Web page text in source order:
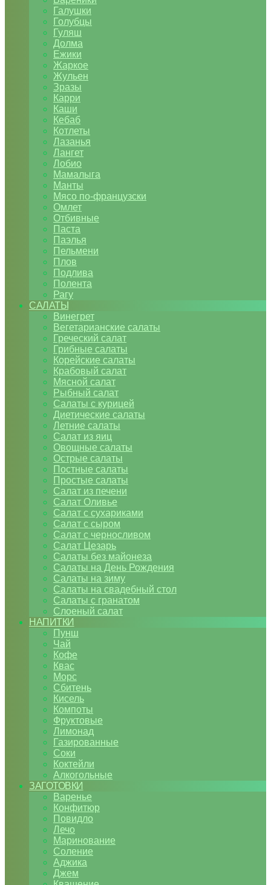
Галушки
Голубцы
Гуляш
Долма
Ежики
Жаркое
Жульен
Зразы
Карри
Каши
Кебаб
Котлеты
Лазанья
Лангет
Лобио
Мамалыга
Манты
Мясо по-французски
Омлет
Отбивные
Паста
Паэлья
Пельмени
Плов
Подлива
Полента
Рагу
САЛАТЫ
Винегрет
Вегетарианские салаты
Греческий салат
Грибные салаты
Корейские салаты
Крабовый салат
Мясной салат
Рыбный салат
Салаты с курицей
Диетические салаты
Летние салаты
Салат из яиц
Овощные салаты
Острые салаты
Постные салаты
Простые салаты
Салат из печени
Салат Оливье
Салат с сухариками
Салат с сыром
Салат с черносливом
Салат Цезарь
Салаты без майонеза
Салаты на День Рождения
Салаты на зиму
Салаты на свадебный стол
Салаты с гранатом
Слоеный салат
НАПИТКИ
Пунш
Чай
Кофе
Квас
Морс
Сбитень
Кисель
Компоты
Фруктовые
Лимонад
Газированные
Соки
Коктейли
Алкогольные
ЗАГОТОВКИ
Варенье
Конфитюр
Повидло
Лечо
Маринование
Соление
Аджика
Джем